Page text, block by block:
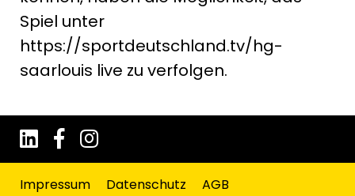
Spiel unter
https://sportdeutschland.tv/hg-
saarlouis live zu verfolgen.
Impressum Datenschutz AGB